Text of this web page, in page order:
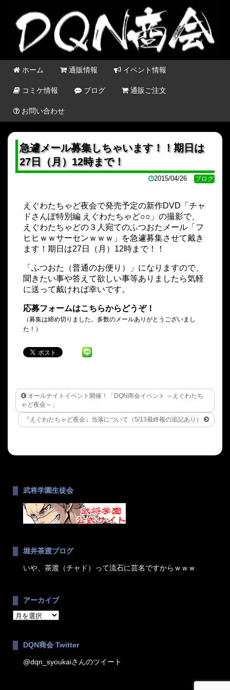
ホーム 通販情報 イベント情報
コミケ情報 ブログ 通販ご注文
お問い合わせ
急遽メール募集しちゃいます！！期日は
27日（月）12時まで！
2015/04/26 ブログ
えぐわたちゃど夜会で発売予定の新作DVD「チャ
ドさんぽ特別編 えぐわたちゃど○○」の撮影で、
えぐわたちゃどの３人宛てのふつおたメール「フ
ヒヒｗｗサーセンｗｗｗ」を急遽募集させて戴き
ます！期日は27日（月）12時まで！！
「ふつおた（普通のお便り）」になりますので、
聞きたい事や答えて欲しい事等ありましたら気軽
に送って戴ければ幸いです。
応募フォームはこちらからどうぞ！
（募集は締め切りました。多数のメールありがとうございまし
た！）
オールナイトイベント開催！「DQN商会イベント ～えぐわたち
ゃど夜会～」
『えぐわたちゃど夜会』当落について（5/13最終報の追記あり）
武将学園生徒会
堀井茶渡ブログ
いや、茶渡（チャド）って流石に芸名ですからｗｗｗ
アーカイブ
ア
DQN商会 Twitter
@dqn_syoukaiさんのツイート